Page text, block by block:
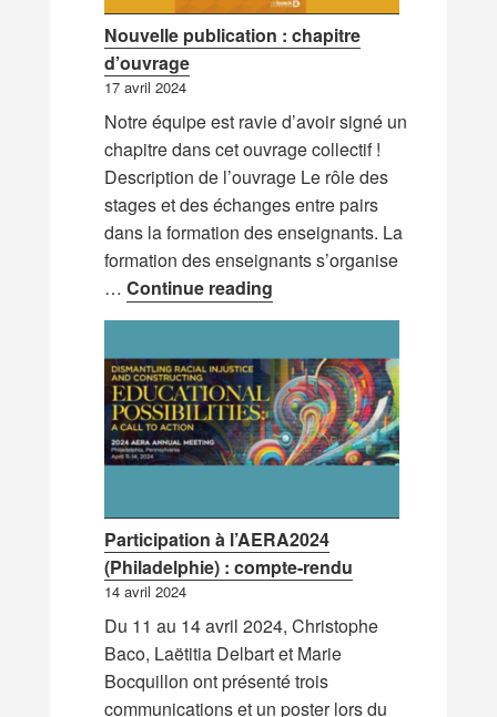
Nouvelle publication : chapitre
d’ouvrage
17 avril 2024
Notre équipe est ravie d’avoir signé un
chapitre dans cet ouvrage collectif !
Description de l’ouvrage Le rôle des
stages et des échanges entre pairs
dans la formation des enseignants. La
formation des enseignants s’organise
… Continue readingNouvelle publication :
Participation à l’AERA2024
(Philadelphie) : compte-rendu
14 avril 2024
Du 11 au 14 avril 2024, Christophe
Baco, Laëtitia Delbart et Marie
Bocquillon ont présenté trois
communications et un poster lors du